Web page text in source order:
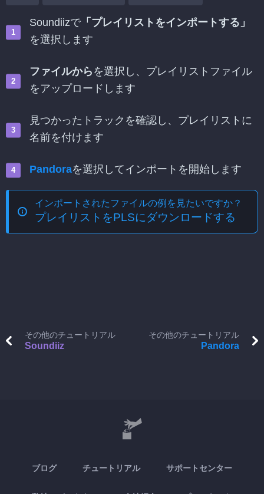
Soundiizで「プレイリストをインポートする」
を選択します
ファイルから を選択し、プレイリストファイル
をアップロードします
見つかったトラックを確認し、プレイリストに
名前を付けます
Pandoraを選択してインポートを開始します
インポートされたファイルの例を見たいですか？
プレイリストをPLSにダウンロードする
その他のチュートリアル
Soundiiz
その他のチュートリアル
Pandora
ブログ チュートリアル サポートセンター